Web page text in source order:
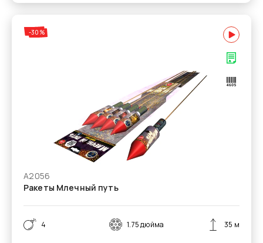
-30%
А2056
Ракеты Млечный путь
4 1.75 дюйма 35 м